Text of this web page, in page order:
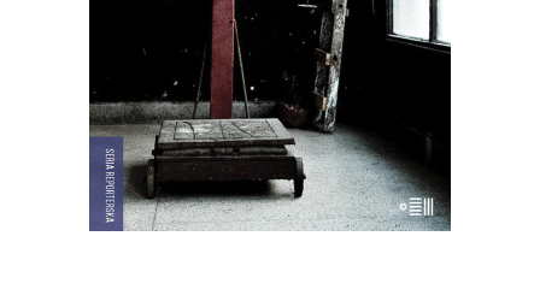
E-BOOK DO KOSZYKA
wannach i jest krowa – bohaterka
rewolucji.
44.00 zł 22.00zł